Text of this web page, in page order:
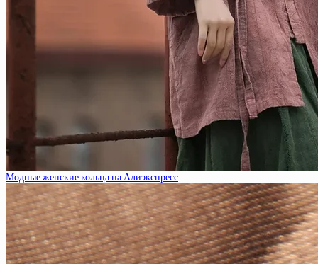
Модные женские кольца на Алиэкспресс